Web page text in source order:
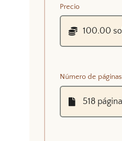
Precio
Número de páginas